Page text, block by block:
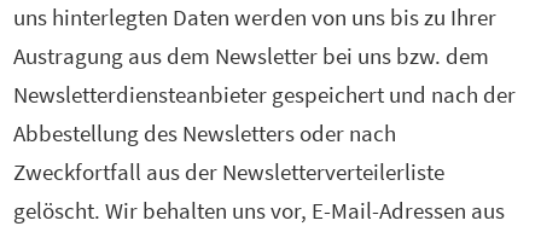
uns hinterlegten Daten werden von uns bis zu Ihrer
Austragung aus dem Newsletter bei uns bzw. dem
Newsletterdiensteanbieter gespeichert und nach der
Abbestellung des Newsletters oder nach
Zweckfortfall aus der Newsletterverteilerliste
gelöscht. Wir behalten uns vor, E-Mail-Adressen aus